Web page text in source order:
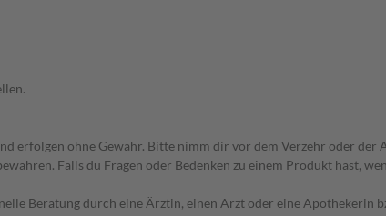
erfolgen ohne Gewähr. Bitte nimm dir vor dem Verzehr oder
Falls du Fragen oder Bedenken zu einem Produkt hast,
Beratung durch eine Ärztin, einen Arzt oder eine Apothekerin